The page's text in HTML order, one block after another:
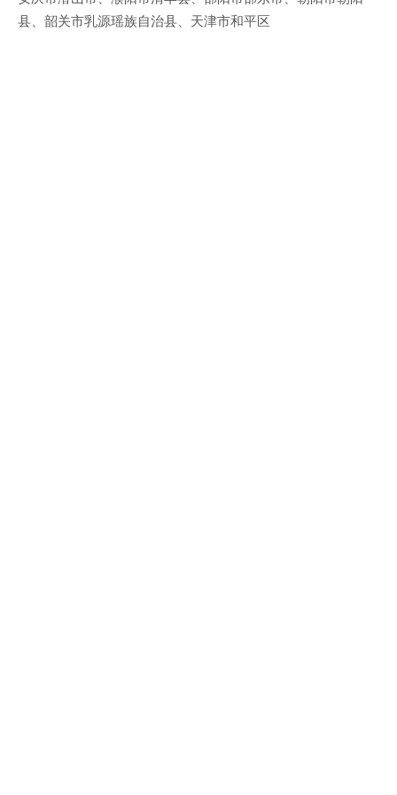
县、韶关市乳源瑶族自治县、天津市和平区